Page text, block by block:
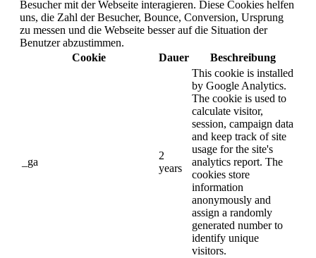
Besucher mit der Webseite interagieren. Diese Cookies helfen
uns, die Zahl der Besucher, Bounce, Conversion, Ursprung
zu messen und die Webseite besser auf die Situation der
Benutzer abzustimmen.
Cookie
Dauer Beschreibung
_ga
2
years
This cookie is installed
by Google Analytics.
The cookie is used to
calculate visitor,
session, campaign data
and keep track of site
usage for the site's
analytics report. The
cookies store
information
anonymously and
assign a randomly
generated number to
identify unique
visitors.